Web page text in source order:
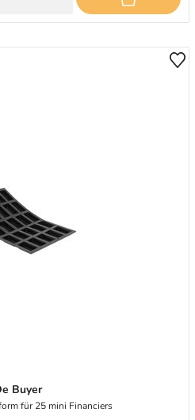
Buyer
für 25 mini Financiers